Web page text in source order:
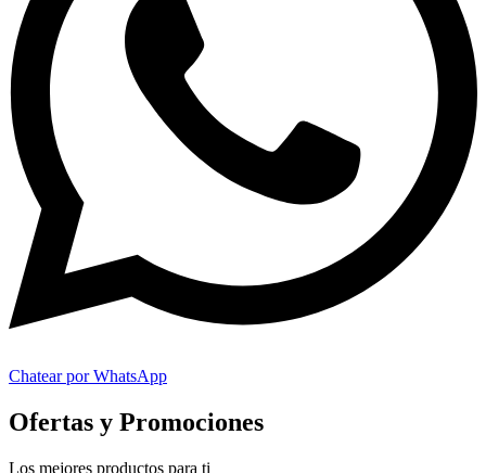
Chatear por WhatsApp
Ofertas y Promociones
Los mejores productos para ti